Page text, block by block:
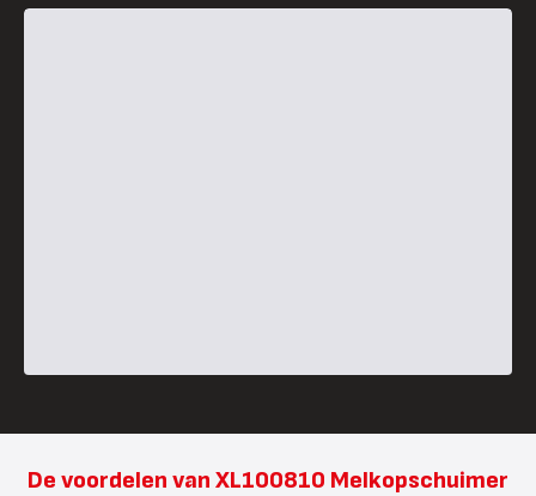
De voordelen van XL100810 Melkopschuimer